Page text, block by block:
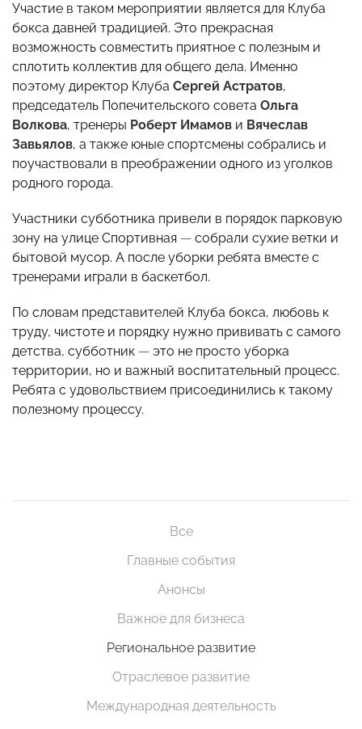
Участие в таком мероприятии является для Клуба
бокса давней традицией. Это прекрасная
возможность совместить приятное с полезным и
сплотить коллектив для общего дела. Именно
поэтому директор Клуба Сергей Астратов,
председатель Попечительского совета Ольга
Волкова, тренеры Роберт Имамов и Вячеслав
Завьялов, а также юные спортсмены собрались и
поучаствовали в преображении одного из уголков
родного города.
Участники субботника привели в порядок парковую
зону на улице Спортивная — собрали сухие ветки и
бытовой мусор. А после уборки ребята вместе с
тренерами играли в баскетбол.
По словам представителей Клуба бокса, любовь к
труду, чистоте и порядку нужно прививать с самого
детства, субботник — это не просто уборка
территории, но и важный воспитательный процесс.
Ребята с удовольствием присоединились к такому
полезному процессу.
Все
Главные события
Анонсы
Важное для бизнеса
Региональное развитие
Отраслевое развитие
Международная деятельность